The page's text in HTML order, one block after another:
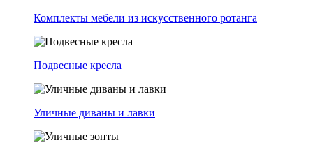
Комплекты мебели из искусственного ротанга
Подвесные кресла
Уличные диваны и лавки